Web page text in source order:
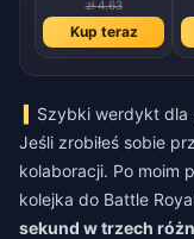
zł 4.63
Kup teraz
Szybki werdykt
Jeśli zrobiłeś sobie
kolaboracji. Po moim
kolejka do Battle
sekund w trzech